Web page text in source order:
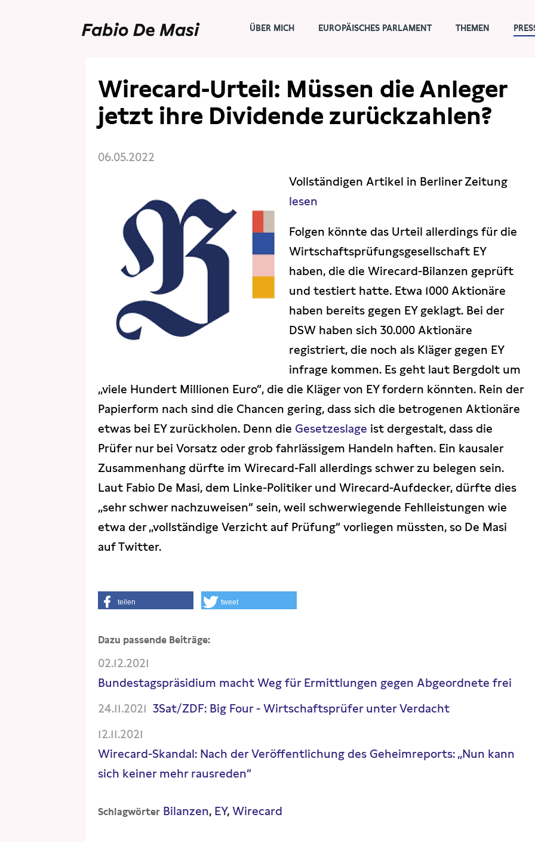
ÜBER MICH EUROPÄISCHES PARLAMENT THEMEN
Wirecard-Urteil: Müssen die Anleger
jetzt ihre Dividende zurückzahlen?
06.05.2022
Vollständigen Artikel in Berliner Zeitung
lesen
Folgen könnte das Urteil allerdings für die
Wirtschaftsprüfungsgesellschaft EY
haben, die die Wirecard-Bilanzen geprüft
und testiert hatte. Etwa 1000 Aktionäre
haben bereits gegen EY geklagt. Bei der
DSW haben sich 30.000 Aktionäre
registriert, die noch als Kläger gegen EY
infrage kommen. Es geht laut Bergdolt um
„viele Hundert Millionen Euro“, die die Kläger von EY fordern könnten. Rein der
Papierform nach sind die Chancen gering, dass sich die betrogenen Aktionäre
etwas bei EY zurückholen. Denn die Gesetzeslage ist dergestalt, dass die
Prüfer nur bei Vorsatz oder grob fahrlässigem Handeln haften. Ein kausaler
Zusammenhang dürfte im Wirecard-Fall allerdings schwer zu belegen sein.
Laut Fabio De Masi, dem Linke-Politiker und Wirecard-Aufdecker, dürfte dies
„sehr schwer nachzuweisen“ sein, weil schwerwiegende Fehlleistungen wie
etwa der „vollständige Verzicht auf Prüfung“ vorliegen müssten, so De Masi
auf Twitter.
teilen tweet
Dazu passende Beiträge:
02.12.2021
Bundestagspräsidium macht Weg für Ermittlungen gegen Abgeordnete frei
24.11.2021 3Sat/ZDF: Big Four - Wirtschaftsprüfer unter Verdacht
12.11.2021
Wirecard-Skandal: Nach der Veröffentlichung des Geheimreports: „Nun kann
sich keiner mehr rausreden“
Schlagwörter Bilanzen EY Wirecard